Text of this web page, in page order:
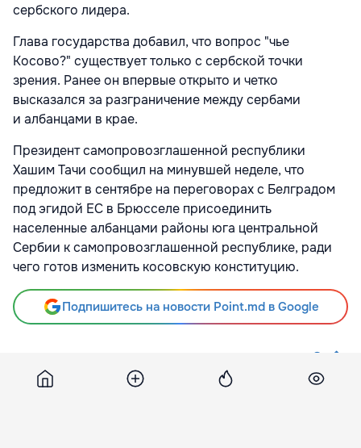
сербского лидера.
Глава государства добавил, что вопрос "чье
Косово?" существует только с сербской точки
зрения. Ранее он впервые открыто и четко
высказался за разграничение между сербами
и албанцами в крае.
Президент самопровозглашенной республики
Хашим Тачи сообщил на минувшей неделе, что
предложит в сентябре на переговорах с Белградом
под эгидой ЕС в Брюсселе присоединить
населенные албанцами районы юга центральной
Сербии к самопровозглашенной республике, ради
чего готов изменить косовскую конституцию.
Подпишитесь на новости Point.md в Google